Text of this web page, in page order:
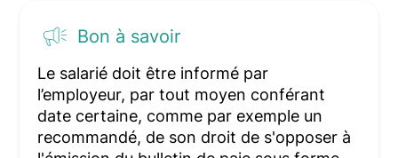
Bon à savoir
Le salarié doit être informé par
l’employeur, par tout moyen conférant
date certaine, comme par exemple un
recommandé, de son droit de s'opposer à